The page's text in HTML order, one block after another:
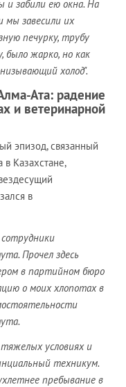
и забили ею окна. На
мы завесили их
печурку, трубу
было жарко, но как
холод".
Ата: радение
и ветеринарной
эпизод, связанный
Казахстане,
в
Прочел здесь
в партийном бюро
о моих хлопотах в
тяжелых условиях и
техникум.
пребывание в